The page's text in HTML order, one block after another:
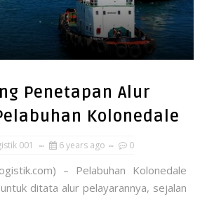
Penetapan Alur
Kolonedale
001 6 years ago 0
– Pelabuhan Kolonedale
ditata alur pelayarannya, sejalan